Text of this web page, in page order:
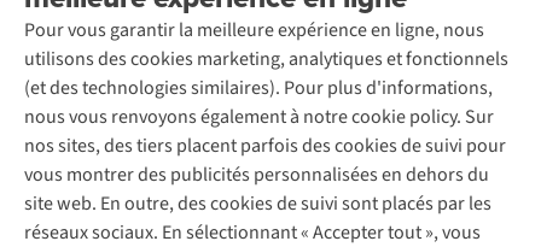
Pour vous garantir la meilleure expérience en ligne, nous
utilisons des cookies marketing, analytiques et fonctionnels
(et des technologies similaires). Pour plus d'informations,
nous vous renvoyons également à notre cookie policy. Sur
nos sites, des tiers placent parfois des cookies de suivi pour
vous montrer des publicités personnalisées en dehors du
site web. En outre, des cookies de suivi sont placés par les
réseaux sociaux. En sélectionnant « Accepter tout », vous
Entretien & réparations
Garantie
Contactez-nous
Nos magasins
À propos d’A.S.Adventure
Déclaration d'accessibilité
Seconde-main
Entretien de ski
Service de lavage
Entretien de chaussures
Réparation de chaussures
Réparation de vêtements
Retouches
Pour les entreprises
A.S.Magazine
Explore Camp
Expertise & conseils
Abonnez-vous à la newsletter
Suivez-nous